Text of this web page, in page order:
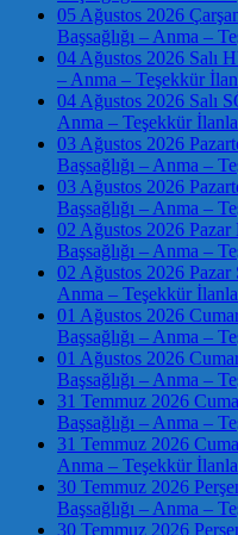
05 Ağustos 2026
Başsağlığı – Anma –
04 Ağustos 2026 Salı
– Anma – Teşekkür
04 Ağustos 2026 Salı
Anma – Teşekkür
03 Ağustos 2026
Başsağlığı – Anma –
03 Ağustos 2026
Başsağlığı – Anma –
02 Ağustos 2026
Başsağlığı – Anma –
02 Ağustos 2026
Anma – Teşekkür
01 Ağustos 2026
Başsağlığı – Anma –
01 Ağustos 2026
Başsağlığı – Anma –
31 Temmuz 2026
Başsağlığı – Anma –
31 Temmuz 2026
Anma – Teşekkür
30 Temmuz 2026
Başsağlığı – Anma –
30 Temmuz 2026